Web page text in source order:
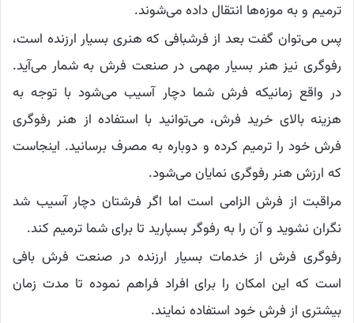
ترمیم و‌ به موزه‌ها انتقال داده می‌شوند.
پس می‌توان گفت بعد از فرشبافی که هنری بسیار ارزنده است،
رفوگری نیز هنر بسیار مهمی در صنعت فرش به شمار می‌آید.
در واقع زمانیکه فرش شما دچار آسیب می‌شود با توجه به
هزینه بالای خرید فرش، می‌توانید با استفاده از هنر رفوگری
فرش خود را ترمیم کرده و دوباره به مصرف برسانید. اینجاست
که ارزش هنر رفوگری نمایان می‌شود.
مراقبت از فرش الزامی است اما اگر فرشتان دچار آسیب شد
نگران نشوید و آن را به رفوگر بسپارید تا برای شما ترمیم کند.
رفوگری فرش از خدمات بسیار ارزنده در صنعت فرش بافی
است که این امکان را برای افراد فراهم نموده تا مدت زمان
بیشتری از فرش خود استفاده نمایند.